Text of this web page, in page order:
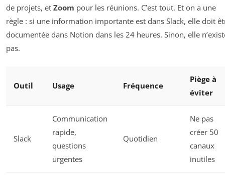
de projets, et Zoom pour les réunions. C’est tout. Et on a une
règle : si une information importante est dans Slack, elle doit
documentée dans Notion dans les 24 heures. Sinon, elle
pas.
Outil Usage Fréquence
Piège à
éviter
Slack
Communication
rapide,
questions
urgentes
Quotidien
Ne pas
créer 50
canaux
inutiles